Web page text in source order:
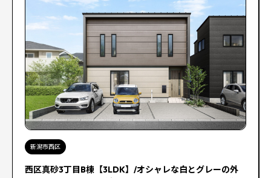
新潟市西区
西区真砂3丁目B棟【3LDK】/オシャレな白とグレーの外